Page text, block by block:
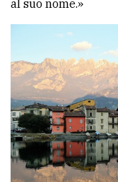
al suo nome.»